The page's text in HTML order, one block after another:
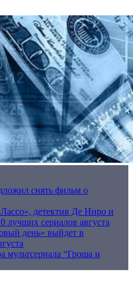
снять фильм о
детектив Де Ниро и
лучших сериалов августа
день» выйдет в
мультсериала “Гроша и